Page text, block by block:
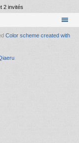
2 invités
Color scheme created with